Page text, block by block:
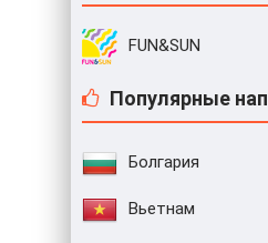
FUN&SUN
Популярные
Болгария
Вьетнам